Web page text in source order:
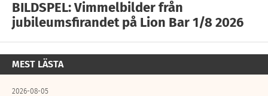
BILDSPEL: Vimmelbilder från
jubileumsfirandet på Lion Bar 1/8 2026
MEST LÄSTA
2026-08-05